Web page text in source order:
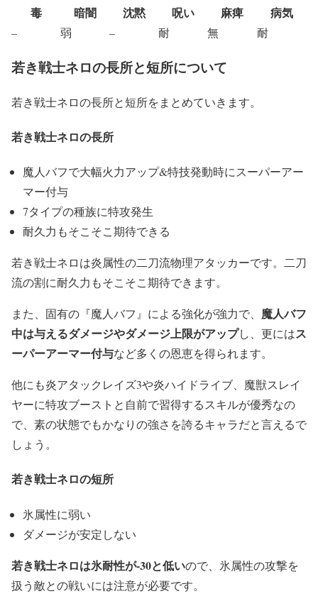
毒 暗闇 沈黙 呪い 麻痺 病気
– 弱 – 耐 無 耐
若き戦士ネロの長所と短所について
若き戦士ネロの長所と短所をまとめていきます。
若き戦士ネロの長所
魔人バフで大幅火力アップ&特技発動時にスーパーアー
マー付与
7タイプの種族に特攻発生
耐久力もそこそこ期待できる
若き戦士ネロは炎属性の二刀流物理アタッカーです。二刀
流の割に耐久力もそこそこ期待できます。
また、固有の『魔人バフ』による強化が強力で、 魔人バフ
中は与えるダメージやダメージ上限がアップし、更にはス
ーパーアーマー付与など多くの恩恵を得られます。
他にも炎アタックレイズ3や炎ハイドライブ、魔獣スレイ
ヤーに特攻ブーストと自前で習得するスキルが優秀なの
で、素の状態でもかなりの強さを誇るキャラだと言えるで
しょう。
若き戦士ネロの短所
氷属性に弱い
ダメージが安定しない
若き戦士ネロは氷耐性が-30と低いので、氷属性の攻撃を
扱う敵との戦いには注意が必要です。